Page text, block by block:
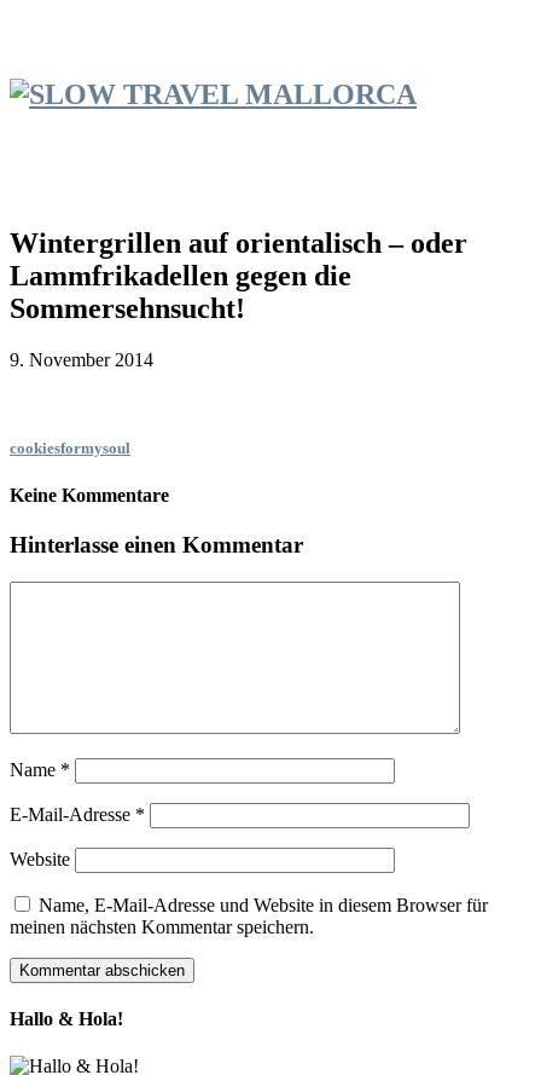
Wintergrillen auf orientalisch – oder
Lammfrikadellen gegen die
Sommersehnsucht!
9. November 2014
cookiesformysoul
Keine Kommentare
Hinterlasse einen Kommentar
Name *
E-Mail-Adresse *
Website
Name, E-Mail-Adresse und Website in diesem Browser für
meinen nächsten Kommentar speichern.
Hallo & Hola!